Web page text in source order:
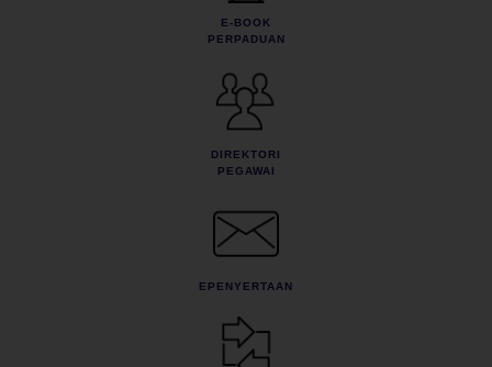
E-BOOK
PERPADUAN
DIREKTORI
PEGAWAI
EPENYERTAAN